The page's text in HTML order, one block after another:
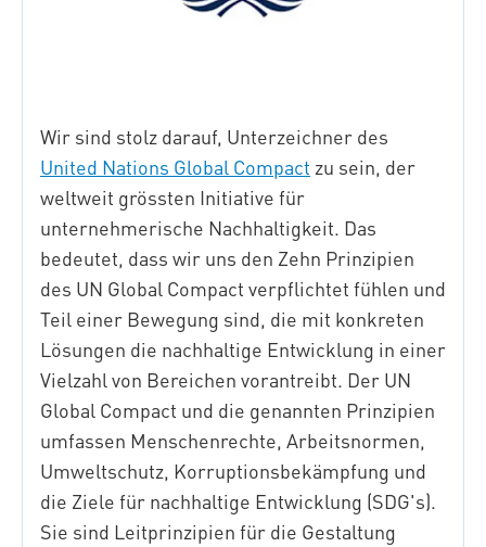
Wir sind stolz darauf, Unterzeichner des
United Nations Global Compact zu sein, der
weltweit grössten Initiative für
unternehmerische Nachhaltigkeit. Das
bedeutet, dass wir uns den Zehn Prinzipien
des UN Global Compact verpflichtet fühlen und
Teil einer Bewegung sind, die mit konkreten
Lösungen die nachhaltige Entwicklung in einer
Vielzahl von Bereichen vorantreibt. Der UN
Global Compact und die genannten Prinzipien
umfassen Menschenrechte, Arbeitsnormen,
Umweltschutz, Korruptionsbekämpfung und
die Ziele für nachhaltige Entwicklung (SDG's).
Sie sind Leitprinzipien für die Gestaltung